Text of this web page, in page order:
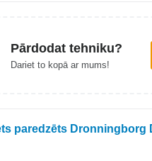
Pārdodat tehniku?
Dariet to kopā ar mums!
paredzēts Dronningborg